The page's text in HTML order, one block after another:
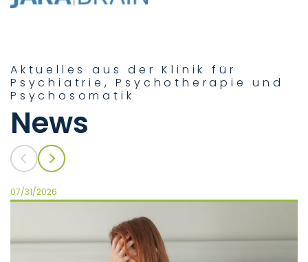
Aktuelles aus der Klinik für
Psychiatrie, Psychotherapie und
Psychosomatik
News
07/31/2026